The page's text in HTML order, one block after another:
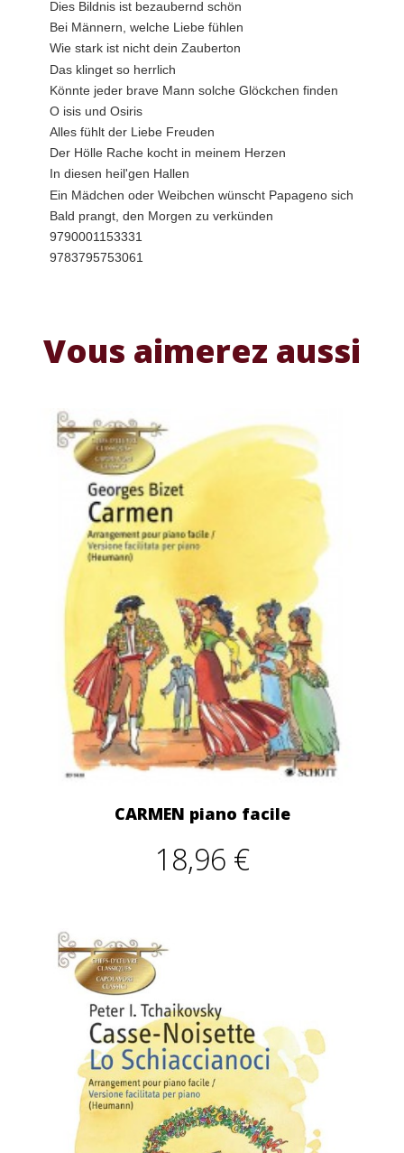
Dies Bildnis ist bezaubernd schön
Bei Männern, welche Liebe fühlen
Wie stark ist nicht dein Zauberton
Das klinget so herrlich
Könnte jeder brave Mann solche Glöckchen finden
O isis und Osiris
Alles fühlt der Liebe Freuden
Der Hölle Rache kocht in meinem Herzen
In diesen heil'gen Hallen
Ein Mädchen oder Weibchen wünscht Papageno sich
Bald prangt, den Morgen zu verkünden
9790001153331
9783795753061
Vous aimerez aussi
CARMEN piano facile
18,96 €